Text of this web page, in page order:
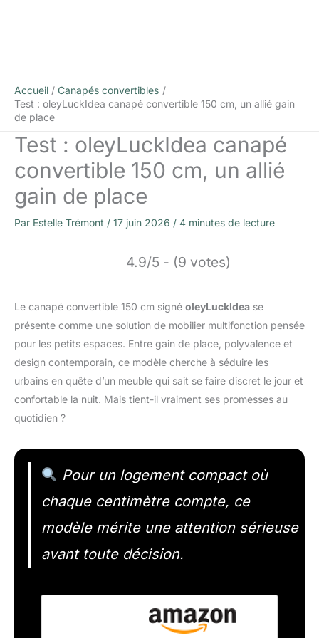
Accueil
Canapés convertibles
Test : oleyLuckIdea canapé convertible 150 cm, un allié gain
de place
Test : oleyLuckIdea canapé
convertible 150 cm, un allié
gain de place
Par Estelle Trémont / 17 juin 2026 / 4 minutes de lecture
4.9/5 - (9 votes)
Le canapé convertible 150 cm signé oleyLuckIdea se
présente comme une solution de mobilier multifonction pensée
pour les petits espaces. Entre gain de place, polyvalence et
design contemporain, ce modèle cherche à séduire les
urbains en quête d’un meuble qui sait se faire discret le jour et
confortable la nuit. Mais tient-il vraiment ses promesses au
quotidien ?
Pour un logement compact où
chaque centimètre compte, ce
modèle mérite une attention sérieuse
avant toute décision.